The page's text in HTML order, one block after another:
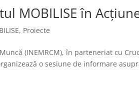
MOBILISE în
, Proiecte
(INEMRCM), în parteneriat cu
o sesiune de informare